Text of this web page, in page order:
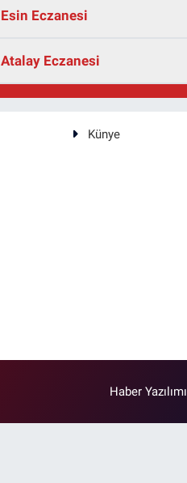
Esin Eczanesi
Atalay Eczanesi
Künye
Haber Yazılımı